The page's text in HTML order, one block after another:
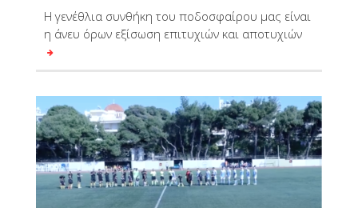
Η γενέθλια συνθήκη του ποδοσφαίρου μας είναι
η άνευ όρων εξίσωση επιτυχιών και αποτυχιών